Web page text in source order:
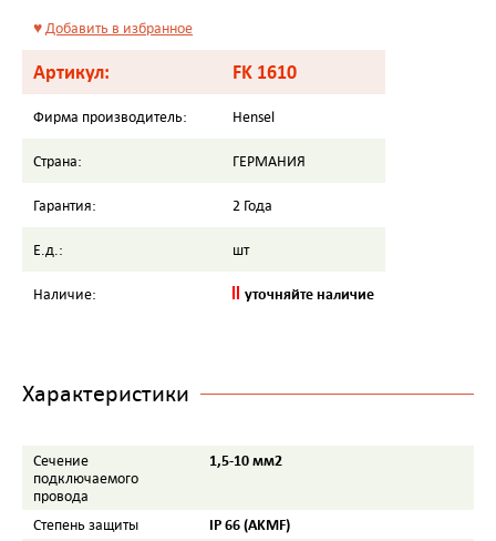
♥Добавить в избранное
Артикул: FK 1610
Фирма производитель: Hensel
Страна: ГЕРМАНИЯ
Гарантия: 2 Года
Е.д.: шт
Наличие: уточняйте наличие
Характеристики
Сечение
подключаемого
провода
1,5-10 мм2
Степень защиты IP 66 (AKMF)